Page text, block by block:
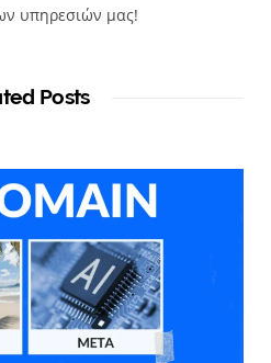
υπηρεσιών μας!
Posts